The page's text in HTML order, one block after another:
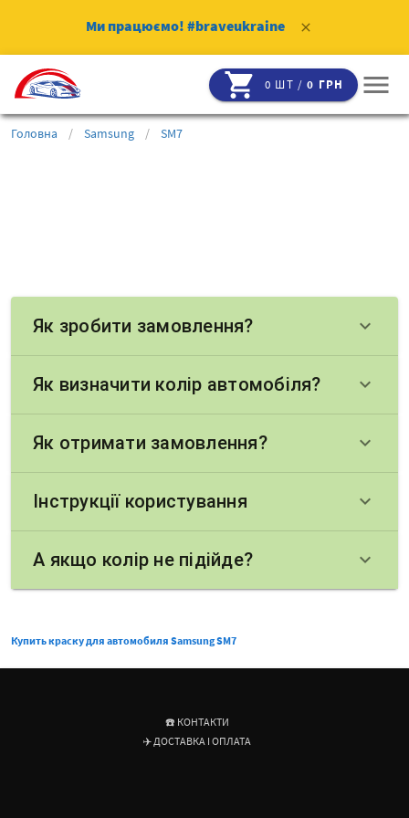
Ми працюємо! #braveukraine clear
shopping_cart 0 ШТ /0 ГРН menu
Головна / Samsung / SM7
Як зробити замовлення? keyboard_arrow_down
Як визначити колір автомобіля? keyboard_arrow_down
Як отримати замовлення? keyboard_arrow_down
Інструкції користування keyboard_arrow_down
А якщо колір не підійде? keyboard_arrow_down
Купить краску для автомобиля Samsung SM7
☎️ КОНТАКТИ
✈️ ДОСТАВКА І ОПЛАТА